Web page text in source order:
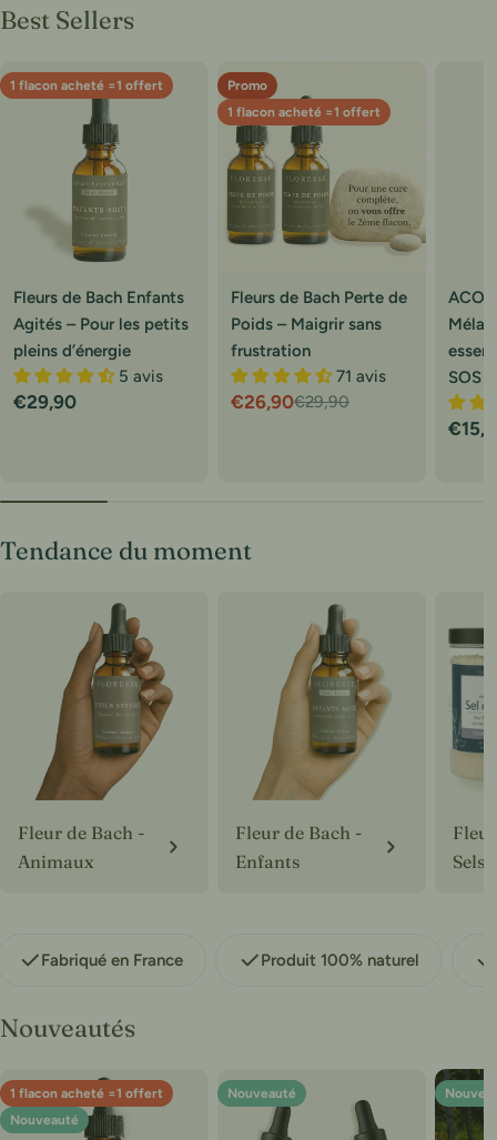
Best Sellers
1 flacon acheté =1 offert
Fleurs de Bach Enfants
Agités – Pour les petits
pleins d’énergie
5 avis
Prix
€29,90
Promo
1 flacon acheté =1 offert
Fleurs de Bach Perte de
Poids – Maigrir sans
frustration
71 avis
Prix
€26,90
Prix
€29,90
SOS
Prix
Tendance du moment
Fleur de Bach -
Animaux
Fleur de Bach -
Enfants
Sels
Fabriqué en France Produit 100% naturel
Nouveautés
1 flacon acheté =1 offert
Nouveauté
Nouveauté